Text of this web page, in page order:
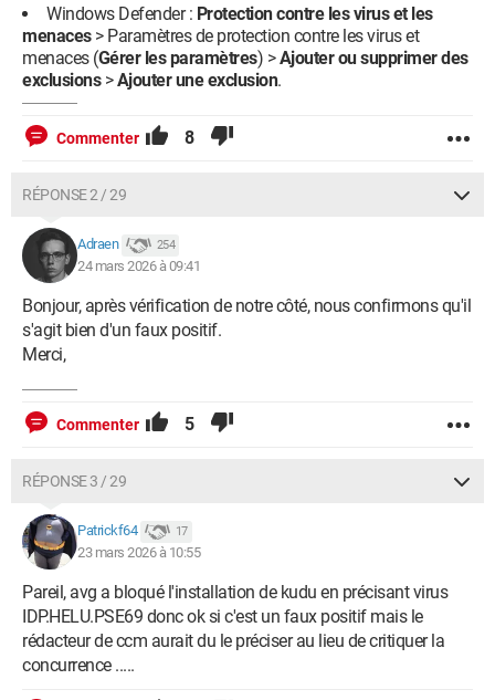
Windows Defender : Protection contre les virus et les
menaces> Paramètres de protection contre les virus et
menaces (Gérer les paramètres) >Ajouter ou supprimer des
exclusions>Ajouter une exclusion.
Commenter 8
RÉPONSE 2 / 29
Adraen 254
24 mars 2026 à 09:41
Bonjour, après vérification de notre côté, nous confirmons qu'il
s'agit bien d'un faux positif.
Merci,
Commenter 5
RÉPONSE 3 / 29
Patrickf64 17
23 mars 2026 à 10:55
Pareil, avg a bloqué l'installation de kudu en précisant virus
IDP.HELU.PSE69 donc ok si c'est un faux positif mais le
rédacteur de ccm aurait du le préciser au lieu de critiquer la
concurrence .....